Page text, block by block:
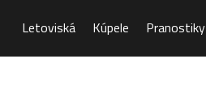
Letoviská Kúpele Pranostiky